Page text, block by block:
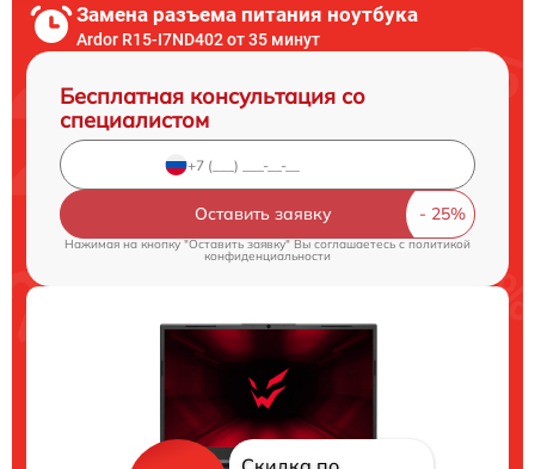
Замена разъема питания ноутбука
Ardor R15-I7ND402 от 35 минут
Бесплатная консультация со
специалистом
Оставить заявку
Нажимая на кнопку "Оставить заявку" Вы соглашаетесь cполитикой
конфиденциальности